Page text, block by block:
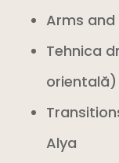
Arms and
Tehnica
orientală)
Alya